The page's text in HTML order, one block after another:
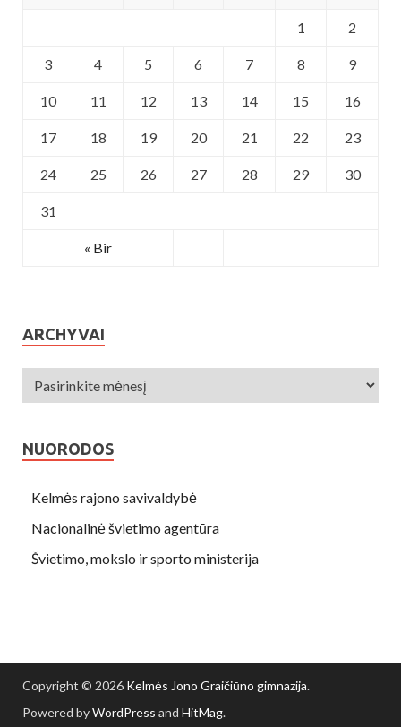
« Bir
1 2
3 4 5 6 7 8 9
10 11 12 13 14 15 16
17 18 19 20 21 22 23
24 25 26 27 28 29 30
31
ARCHYVAI
NUORODOS
Kelmės rajono savivaldybė
Nacionalinė švietimo agentūra
Švietimo, mokslo ir sporto ministerija
Copyright © 2026 Kelmės Jono Graičiūno gimnazija.
Powered byWordPress and HitMag.